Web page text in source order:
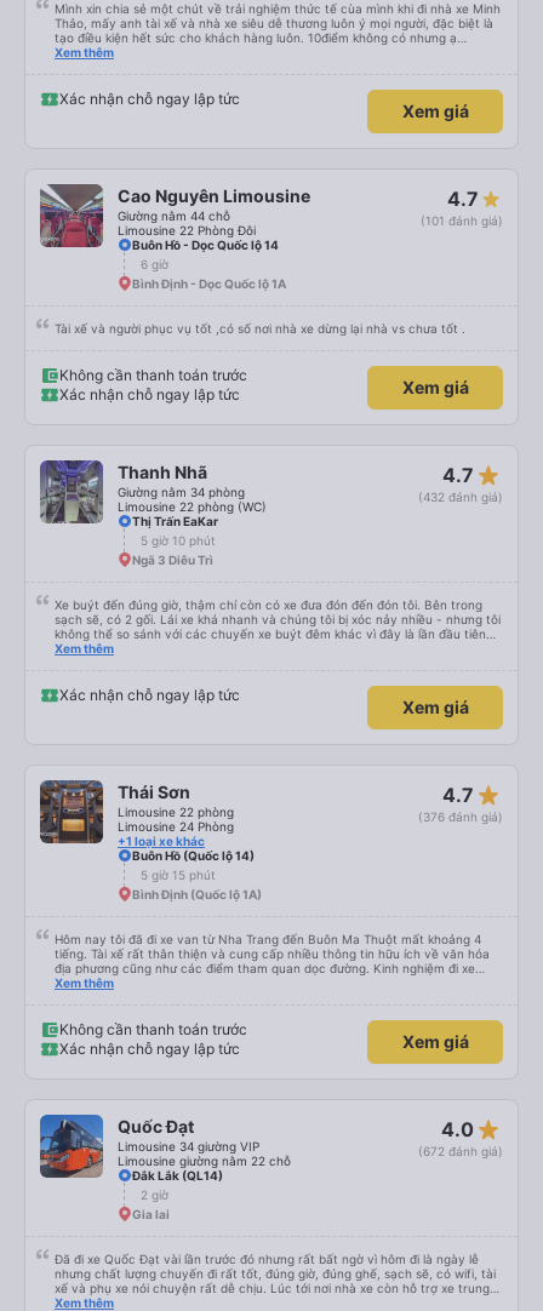
Mình xin chia sẻ một chút về trải nghiệm thức tế cùa mình khi đi nhà xe Minh
Thảo, mấy anh tài xế và nhà xe siêu dễ thương luôn ý mọi người, đặc biệt là
tạo điều kiện hết sức cho khách hàng luôn. 10điểm không có nhưng ạ
<333333333333
Xem thêm
Xác nhận chỗ ngay lập tức
Xem giá
Cao Nguyên Limousine
Giường nằm 44 chỗ
Limousine 22 Phòng Đôi
4.7
(101 đánh giá)
Buôn Hồ - Dọc Quốc lộ 14
6 giờ
Bình Định - Dọc Quốc lộ 1A
Tài xế và người phục vụ tốt ,có số nơi nhà xe dừng lại nhà vs chưa tốt .
Không cần thanh toán trước
Xác nhận chỗ ngay lập tức
Xem giá
Thanh Nhã
Giường nằm 34 phòng
Limousine 22 phòng (WC)
4.7 star_rate
(432 đánh giá)
Thị Trấn EaKar
5 giờ 10 phút
Ngã 3 Diêu Trì
Xe buýt đến đúng giờ, thậm chí còn có xe đưa đón đến đón tôi. Bên trong
sạch sẽ, có 2 gối. Lái xe khá nhanh và chúng tôi bị xóc nảy nhiều - nhưng tôi
không thể so sánh với các chuyến xe buýt đêm khác vì đây là lần đầu tiên
tôi đi. Nhìn chung, tôi hài lòng.
Xem thêm
Xác nhận chỗ ngay lập tức
Xem giá
Thái Sơn
Limousine 22 phòng
Limousine 24 Phòng
+1 loại xe khác
4.7 star_rate
(376 đánh giá)
Buôn Hồ (Quốc lộ 14)
5 giờ 15 phút
Bình Định (Quốc lộ 1A)
Hôm nay tôi đã đi xe van từ Nha Trang đến Buôn Ma Thuột mất khoảng 4
tiếng. Tài xế rất thân thiện và cung cấp nhiều thông tin hữu ích về văn hóa
địa phương cũng như các điểm tham quan dọc đường. Kinh nghiệm đi xe
buýt ở nhiều vùng khác nhau trên khắp Việt Nam trước đây của chúng tôi
gặp. Chúng tôi rất khuyến khích sử dụng dịch vụ vận chuyển của Thai Son.
Xem thêm
Không cần thanh toán trước
Xác nhận chỗ ngay lập tức
Xem giá
Quốc Đạt
Limousine 34 giường VIP
Limousine giường nằm 22 chỗ
4.0 star_rate
(672 đánh giá)
Đắk Lắk (QL14)
2 giờ
Gia lai
Đã đi xe Quốc Đạt vài lần trước đó nhưng rất bất ngờ vì hôm đi là ngày lễ
nhưng chất lượng chuyến đi rất tốt, đúng giờ, đúng ghế, sạch sẽ, có wifi, tài
xế và phụ xe nói chuyện rất dễ chịu. Lúc tới nơi nhà xe còn hỗ trợ xe trung
chuyển tới tận nhà. 10đ cho nhà xe, hy vọng nhà xe duy trì được chất lượng
Xem thêm